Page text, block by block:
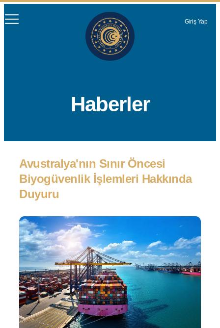
Giriş Yap
Haberler
Avustralya'nın Sınır Öncesi
Biyogüvenlik İşlemleri Hakkında
Duyuru